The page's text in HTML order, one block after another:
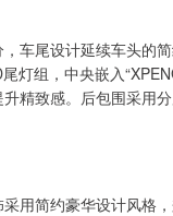
车尾设计延续车头的
灯组，中央嵌入
精致感。后包围采用
用简约豪华设计风格